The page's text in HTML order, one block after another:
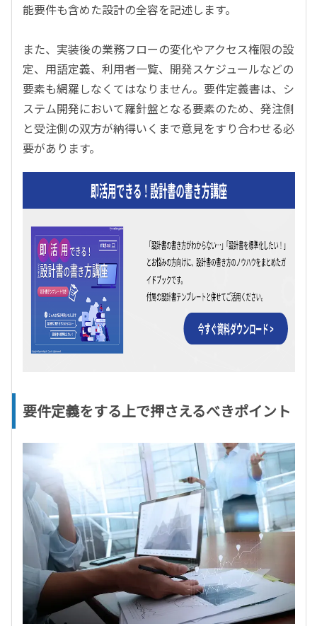
能要件も含めた設計の全容を記述します。
また、実装後の業務フローの変化やアクセス権限の設
定、用語定義、利用者一覧、開発スケジュールなどの
要素も網羅しなくてはなりません。要件定義書は、シ
ステム開発において羅針盤となる要素のため、発注側
と受注側の双方が納得いくまで意見をすり合わせる必
要があります。
要件定義をする上で押さえるべきポイント